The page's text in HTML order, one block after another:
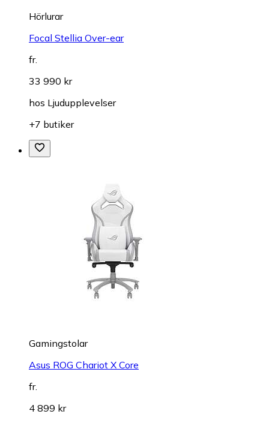
Hörlurar
Focal Stellia Over-ear
fr.
33 990 kr
hos Ljudupplevelser
+7 butiker
Gamingstolar
Asus ROG Chariot X Core
fr.
4 899 kr